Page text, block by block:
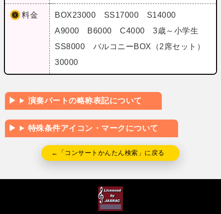
料金
BOX23000 SS17000 S14000
A9000 B6000 C4000 3歳～小学生
SS8000 バルコニーBOX（2席セット）
30000
演奏パートの略称表記について
特殊条件アイコン・マークについて
←「コンサートかんたん検索」に戻る